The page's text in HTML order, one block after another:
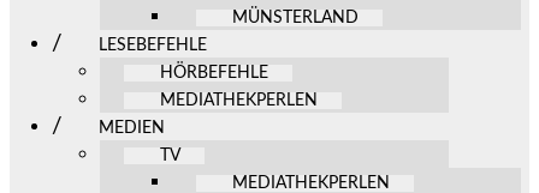
MÜNSTERLAND
LESEBEFEHLE
HÖRBEFEHLE
MEDIATHEKPERLEN
MEDIEN
TV
MEDIATHEKPERLEN